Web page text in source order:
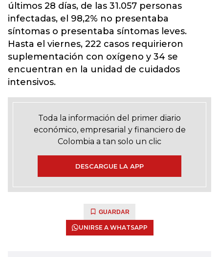
últimos 28 días, de las 31.057 personas
infectadas, el 98,2% no presentaba
síntomas o presentaba síntomas leves.
Hasta el viernes, 222 casos requirieron
suplementación con oxígeno y 34 se
encuentran en la unidad de cuidados
intensivos.
Toda la información del primer diario
económico, empresarial y financiero de
Colombia a tan solo un clic
DESCARGUE LA APP
GUARDAR
UNIRSE A WHATSAPP